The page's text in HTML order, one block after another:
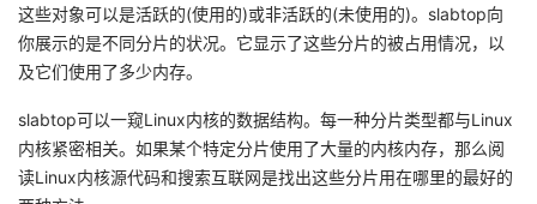
这些对象可以是活跃的(使用的)或非活跃的(未使用的)。slabtop向
你展示的是不同分片的状况。它显示了这些分片的被占用情况，以
及它们使用了多少内存。
slabtop可以一窥Linux内核的数据结构。每一种分片类型都与Linux
内核紧密相关。如果某个特定分片使用了大量的内核内存，那么阅
读Linux内核源代码和搜索互联网是找出这些分片用在哪里的最好的